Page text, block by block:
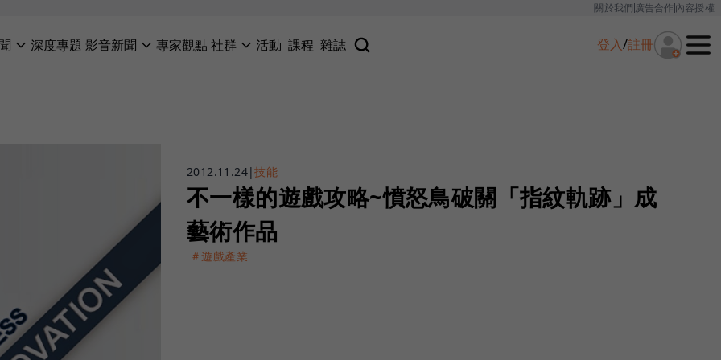
關於我們廣告合作內容授權
深度專題 影音新聞 專家觀點社群 活動 課程 雜誌 登入/註冊
2012.11.24|技能
不一樣的遊戲攻略~憤怒鳥破關「指紋軌跡」成
藝術作品
＃遊戲產業